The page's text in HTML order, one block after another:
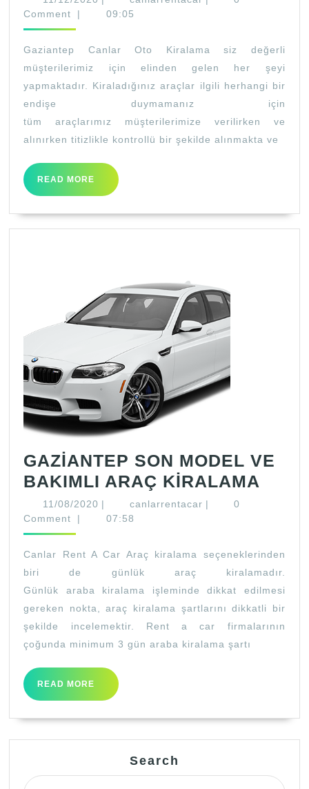
LÜKS
ARAÇ
Comment
| 09:05
Gaziantep Canlar Oto Kiralama siz değerli
müşterilerimiz için elinden gelen her şeyi
yapmaktadır. Kiraladığınız araçlar ilgili herhangi bir
endişe duymamanız için
tüm araçlarımız müşterilerimize verilirken ve
alınırken titizlikle kontrollü bir şekilde alınmakta ve
READ MORE
READ
MORE
GAZİANTEP SON MODEL VE
BAKIMLI ARAÇ KİRALAMA
11/08/202011/08/2020
| canlarrentacar canlarrentacar
|
0
Comment
| 07:58
Canlar Rent A Car Araç kiralama seçeneklerinden
biri de günlük araç kiralamadır.
Günlük araba kiralama işleminde dikkat edilmesi
gereken nokta, araç kiralama şartlarını dikkatli bir
şekilde incelemektir. Rent a car firmalarının
çoğunda minimum 3 gün araba kiralama şartı
READ MORE
READ
MORE
Search
Search